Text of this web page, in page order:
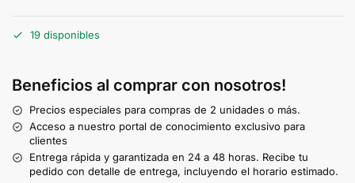
19 disponibles
Beneficios al comprar con nosotros!
Precios especiales para compras de 2 unidades o más.
Acceso a nuestro portal de conocimiento exclusivo para
clientes
Entrega rápida y garantizada en 24 a 48 horas. Recibe tu
pedido con detalle de entrega, incluyendo el horario estimado.